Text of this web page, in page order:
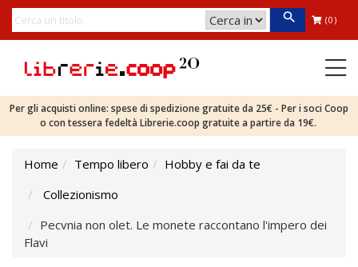
(0)
Per gli acquisti online: spese di spedizione gratuite da 25€ - Per i soci Coop
o con tessera fedeltà Librerie.coop gratuite a partire da 19€.
Home Tempo libero
Hobby e fai da te
Collezionismo
Pecvnia non olet. Le monete raccontano l'impero dei
Flavi